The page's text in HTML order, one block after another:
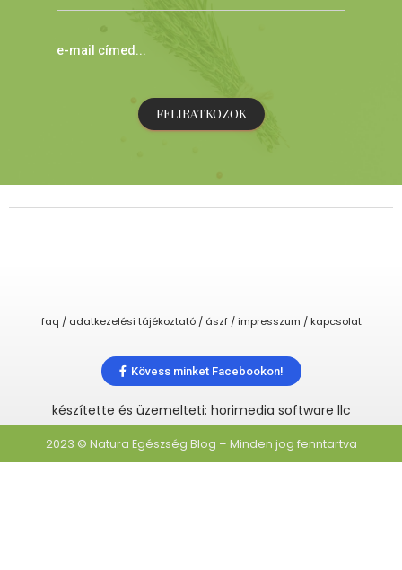
FELIRATKOZOK
faq / adatkezelési tájékoztató / ászf / impresszum / kapcsolat
Kövess minket Facebookon!
készítette és üzemelteti: horimedia software llc
2023 © Natura Egészség Blog – Minden jog fenntartva